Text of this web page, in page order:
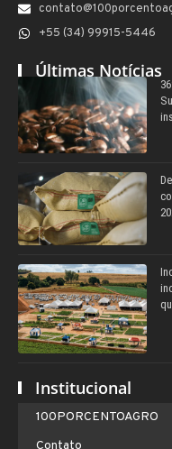
+55 (34) 99915-5446
Últimas Notícias
Institucional
100PORCENTOAGRO
Contato